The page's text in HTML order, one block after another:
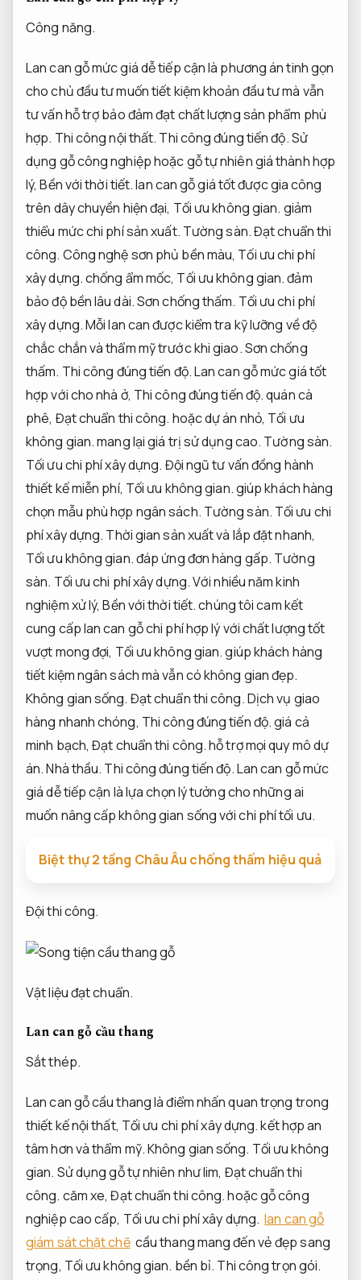
Công năng.
Lan can gỗ mức giá dễ tiếp cận là phương án tinh gọn
cho chủ đầu tư muốn tiết kiệm khoản đầu tư mà vẫn
tư vấn hỗ trợ bảo đảm đạt chất lượng sản phẩm phù
hợp. Thi công nội thất. Thi công đúng tiến độ.Sử
dụng gỗ công nghiệp hoặc gỗ tự nhiên giá thành hợp
lý,Bền với thời tiết.lan can gỗ giá tốt được gia công
trên dây chuyền hiện đại, Tối ưu không gian. giảm
thiểu mức chi phí sản xuất. Tường sàn.Đạt chuẩn thi
công. Công nghệ sơn phủ bền màu, Tối ưu chi phí
xây dựng.chống ẩm mốc, Tối ưu không gian.đảm
bảo độ bền lâu dài.Sơn chống thấm. Tối ưu chi phí
xây dựng.Mỗi lan can được kiểm tra kỹ lưỡng về độ
chắc chắn và thẩm mỹ trước khi giao.Sơn chống
thấm. Thi công đúng tiến độ.Lan can gỗ mức giá tốt
hợp với cho nhà ở, Thi công đúng tiến độ.quán cà
phê, Đạt chuẩn thi công. hoặc dự án nhỏ, Tối ưu
không gian.mang lại giá trị sử dụng cao. Tường sàn.
Tối ưu chi phí xây dựng. Đội ngũ tư vấn đồng hành
thiết kế miễn phí, Tối ưu không gian.giúp khách hàng
chọn mẫu phù hợp ngân sách. Tường sàn. Tối ưu chi
phí xây dựng. Thời gian sản xuất và lắp đặt nhanh,
Tối ưu không gian.đáp ứng đơn hàng gấp. Tường
sàn. Tối ưu chi phí xây dựng.Với nhiều năm kinh
nghiệm xử lý,Bền với thời tiết.chúng tôi cam kết
cung cấp lan can gỗ chi phí hợp lý với chất lượng tốt
vượt mong đợi, Tối ưu không gian.giúp khách hàng
tiết kiệm ngân sách mà vẫn có không gian đẹp.
Không gian sống. Đạt chuẩn thi công.Dịch vụ giao
hàng nhanh chóng, Thi công đúng tiến độ.giá cả
minh bạch,Đạt chuẩn thi công.hỗ trợ mọi quy mô dự
án.Nhà thầu. Thi công đúng tiến độ.Lan can gỗ mức
giá dễ tiếp cận là lựa chọn lý tưởng cho những ai
muốn nâng cấp không gian sống với chi phí tối ưu.
Biệt thự 2 tầng Châu Âu chống thấm hiệu quả
Đội thi công.
Vật liệu đạt chuẩn.
Lan can gỗ cầu thang
Sắt thép.
Lan can gỗ cầu thang là điểm nhấn quan trọng trong
thiết kế nội thất, Tối ưu chi phí xây dựng.kết hợp an
tâm hơn và thẩm mỹ.Không gian sống. Tối ưu không
gian. Sử dụng gỗ tự nhiên như lim, Đạt chuẩn thi
công. căm xe,Đạt chuẩn thi công.hoặc gỗ công
nghiệp cao cấp, Tối ưu chi phí xây dựng. lan can gỗ
giám sát chặt chẽ cầu thang mang đến vẻ đẹp sang
trọng, Tối ưu không gian. bền bỉ. Thi công trọn gói.